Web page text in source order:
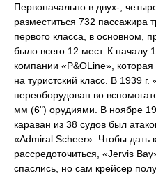
Первоначально в двух-,
разместиться 732 пассажира
первого класса, в основном,
было всего 12 мест. К началу
компании «P&OLine»,
на туристский класс. В 1939
переоборудован во
мм (6") орудиями. В ноябре
караван из 38 судов был
«Admiral Scheer». Чтобы дать
рассредоточиться, «Jervis
спаслись, но сам крейсер